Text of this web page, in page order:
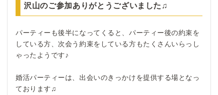
沢山のご参加ありがとうございました♫
パーティーも後半になってくると、パーティー後の約束を
している方、次会う約束をしている方もたくさんいらっし
ゃったようです♪
婚活パーティーは、出会いのきっかけを提供する場となっ
ております♫